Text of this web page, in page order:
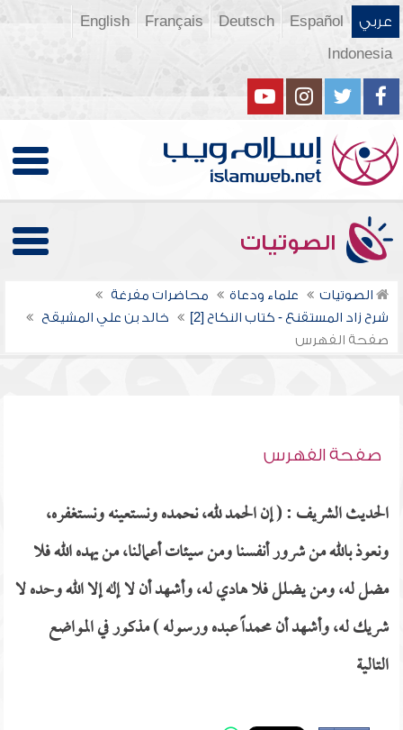
عربي Español
Deutsch
Français
English
Indonesia
الصوتيات
الصوتيات علماء ودعاة
محاضرات مفرغة
شرح زاد المستقنع - كتاب النكاح [2]
خالد بن علي المشيقح
صفحة الفهرس
صفحة الفهرس
الحديث الشريف : ( إن الحمد لله، نحمده ونستعينه ونستغفره،
ونعوذ بالله من شرور أنفسنا ومن سيئات أعمالنا، من يهده الله فلا
مضل له، ومن يضلل فلا هادي له، وأشهد أن لا إله إلا الله وحده لا
شريك له، وأشهد أن محمداً عبده ورسوله ) مذكور في المواضع
التالية